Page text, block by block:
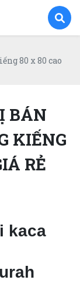
80 x 80 cao
BÁN
KIẾNG
RẺ
kaca